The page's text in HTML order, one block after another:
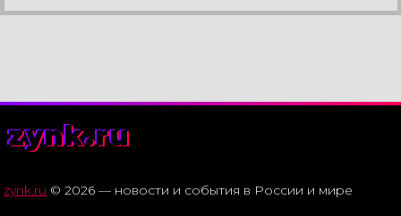
zynk.ru
zynk.ru © 2026 — новости и события в России и мире